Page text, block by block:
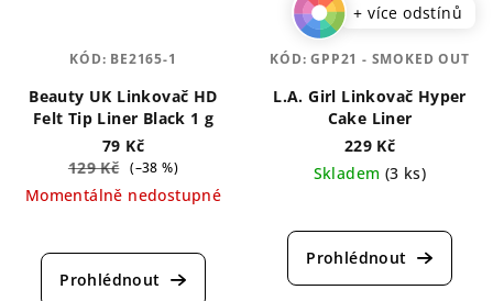
Beauty UK Linkovač HD
Felt Tip Liner Black 1 g
79 Kč
129 Kč (–38 %)
Momentálně nedostupné
hodnocení
produktu
KÓD: BE2165-1
+ více odstínů
L.A. Girl Linkovač Hyper
Cake Liner
229 Kč
Skladem (3 ks)
hodnocení
produktu
KÓD:GPP21 - SMOKED OUT